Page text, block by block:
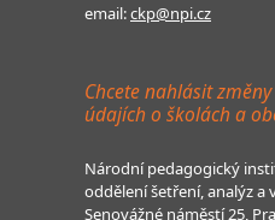
email:ckp@npi.cz
Chcete nahlásit
údajích o školách a
Národní pedagogický
oddělení šetření, analýz a
Senovážné náměstí 25,